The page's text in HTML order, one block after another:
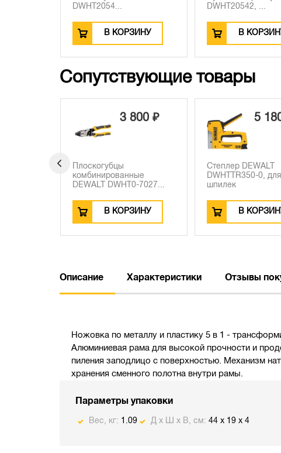
DWHT2054...
В КОРЗИНУ
DWHT20542, ...
В
Сопутствующие товары
5 180 ₽
Степлер DEWALT
DWHTTR350-0, для скоб и
шпилек
В КОРЗИНУ
3
Диагональные
DWHT0-70275,
рез...
В
Описание Характеристики Отзывы
Ножовка по металлу и пластику 5 в 1 -
Алюминиевая рама для высокой прочности и
пиления заподлицо с поверхностью. Механизм
хранения сменного полотна внутри рамы.
Параметры упаковки
Вес, кг: 1.09 Д х Ш х В, см: 44 x 19 x 4